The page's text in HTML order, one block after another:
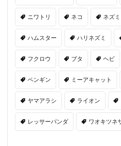
ニワトリ ネコ ネズミ
ハムスター ハリネズミ
フクロウ ブタ ヘビ
ペンギン ミーアキャット
ヤマアラシ ライオン
レッサーパンダ ワオキツネ